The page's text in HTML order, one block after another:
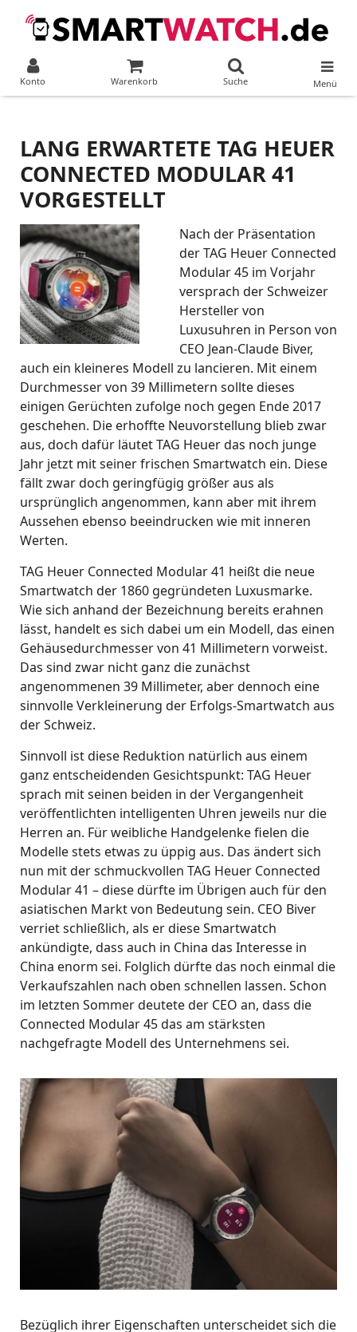
Konto Warenkorb Suche Menü
LANG ERWARTETE TAG HEUER
CONNECTED MODULAR 41
VORGESTELLT
Nach der Präsentation
der TAG Heuer Connected
Modular 45 im Vorjahr
versprach der Schweizer
Hersteller von
Luxusuhren in Person von
CEO Jean-Claude Biver,
auch ein kleineres Modell zu lancieren. Mit einem
Durchmesser von 39 Millimetern sollte dieses
einigen Gerüchten zufolge noch gegen Ende 2017
geschehen. Die erhoffte Neuvorstellung blieb zwar
aus, doch dafür läutet TAG Heuer das noch junge
Jahr jetzt mit seiner frischen Smartwatch ein. Diese
fällt zwar doch geringfügig größer aus als
ursprünglich angenommen, kann aber mit ihrem
Aussehen ebenso beeindrucken wie mit inneren
Werten.
TAG Heuer Connected Modular 41 heißt die neue
Smartwatch der 1860 gegründeten Luxusmarke.
Wie sich anhand der Bezeichnung bereits erahnen
lässt, handelt es sich dabei um ein Modell, das einen
Gehäusedurchmesser von 41 Millimetern vorweist.
Das sind zwar nicht ganz die zunächst
angenommenen 39 Millimeter, aber dennoch eine
sinnvolle Verkleinerung der Erfolgs-Smartwatch aus
der Schweiz.
Sinnvoll ist diese Reduktion natürlich aus einem
ganz entscheidenden Gesichtspunkt: TAG Heuer
sprach mit seinen beiden in der Vergangenheit
veröffentlichten intelligenten Uhren jeweils nur die
Herren an. Für weibliche Handgelenke fielen die
Modelle stets etwas zu üppig aus. Das ändert sich
nun mit der schmuckvollen TAG Heuer Connected
Modular 41 – diese dürfte im Übrigen auch für den
asiatischen Markt von Bedeutung sein. CEO Biver
verriet schließlich, als er diese Smartwatch
ankündigte, dass auch in China das Interesse in
China enorm sei. Folglich dürfte das noch einmal die
Verkaufszahlen nach oben schnellen lassen. Schon
im letzten Sommer deutete der CEO an, dass die
Connected Modular 45 das am stärksten
nachgefragte Modell des Unternehmens sei.
Bezüglich ihrer Eigenschaften unterscheidet sich die